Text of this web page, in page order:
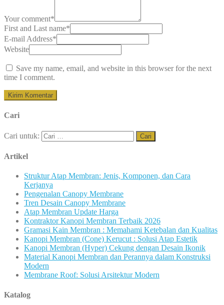
Your comment*
First and Last name*
E-mail Address*
Website
Save my name, email, and website in this browser for the next
time I comment.
Cari
Cari untuk:
Artikel
Struktur Atap Membran: Jenis, Komponen, dan Cara
Kerjanya
Pengenalan Canopy Membrane
Tren Desain Canopy Membrane
Atap Membran Update Harga
Kontraktor Kanopi Membran Terbaik 2026
Gramasi Kain Membran : Memahami Ketebalan dan Kualitas
Kanopi Membran (Cone) Kerucut : Solusi Atap Estetik
Kanopi Membran (Hyper) Cekung dengan Desain Ikonik
Material Kanopi Membran dan Perannya dalam Konstruksi
Modern
Membrane Roof: Solusi Arsitektur Modern
Katalog